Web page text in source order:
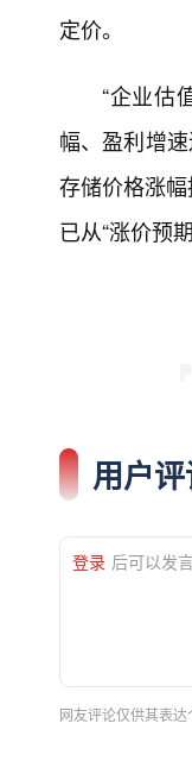
定价。
“企业估
幅、盈利增
存储价格涨
已从“涨价预
用户
登录 后可以发
网友评论仅供其表